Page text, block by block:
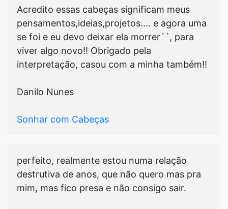
Acredito essas cabeças significam meus
pensamentos,ideias,projetos.... e agora uma
se foi e eu devo deixar ela morrer´´, para
viver algo novo!! Obrigado pela
interpretação, casou com a minha também!!
Danilo Nunes
Sonhar com Cabeças
perfeito, realmente estou numa relação
destrutiva de anos, que não quero mas pra
mim, mas fico presa e não consigo sair.